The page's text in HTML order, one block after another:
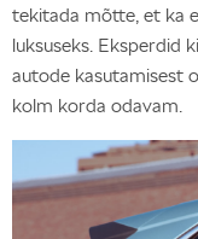
tekitada mõtte, et ka
luksuseks. Eksperdid
autode kasutamisest
kolm korda odavam.